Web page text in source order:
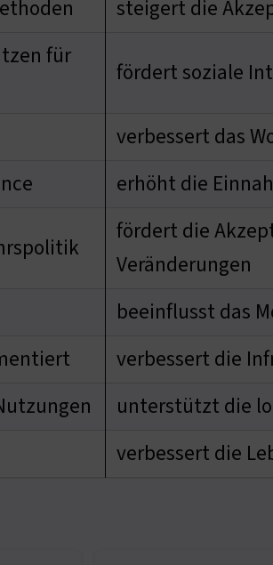
steigert die
für
fördert soziale
verbessert das
erhöht die
fördert die
Veränderungen
beeinflusst das
verbessert die
unterstützt die
verbessert die